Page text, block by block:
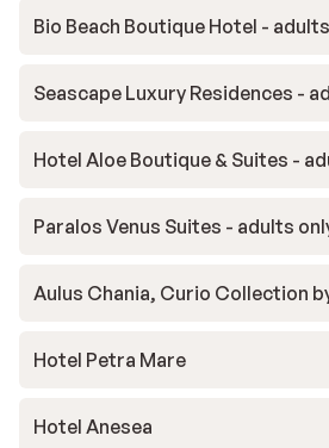
Bio Beach Boutique Hotel -
Seascape Luxury Residences -
Hotel Aloe Boutique & Suites -
Paralos Venus Suites - adults
Aulus Chania, Curio Collection
Hotel Petra Mare
Hotel Anesea